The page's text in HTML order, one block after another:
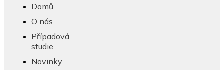
Domů
O nás
Případová
studie
Novinky